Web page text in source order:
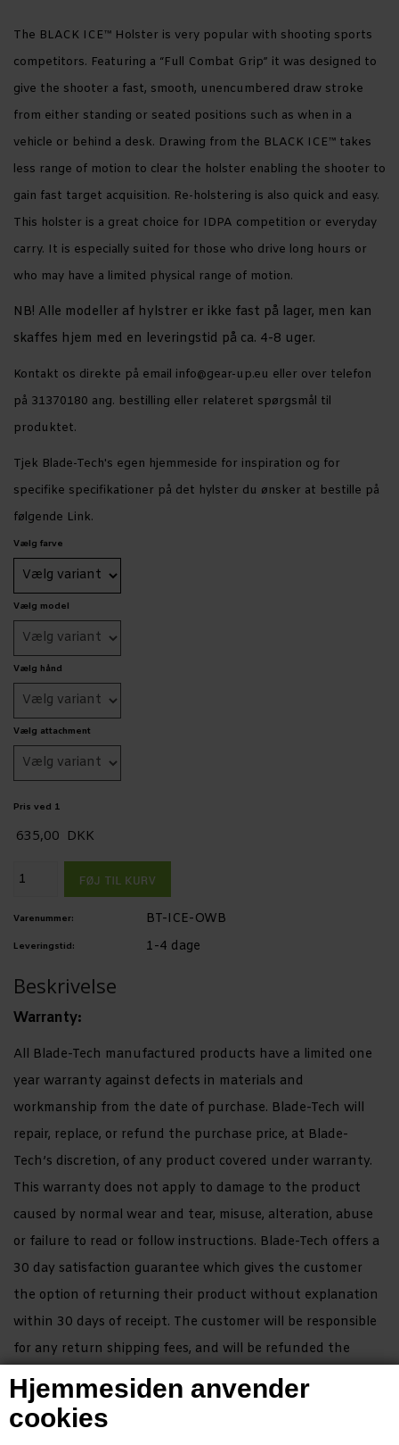
Hjemmesiden anvender
cookies
The BLACK ICE™ Holster is very popular with shooting sports
competitors. Featuring a “Full Combat Grip” it was designed to
give the shooter a fast, smooth, unencumbered draw stroke
from either standing or seated positions such as when in a
vehicle or behind a desk. Drawing from the BLACK ICE™ takes
less range of motion to clear the holster enabling the shooter to
gain fast target acquisition. Re-holstering is also quick and easy.
This holster is a great choice for IDPA competition or everyday
carry. It is especially suited for those who drive long hours or
who may have a limited physical range of motion.
NB! Alle modeller af hylstrer er ikke fast på lager, men kan
skaffes hjem med en leveringstid på ca. 4-8 uger.
Kontakt os direkte på email info@gear-up.eu eller over telefon
på 31370180 ang. bestilling eller relateret spørgsmål til
produktet.
Tjek Blade-Tech's egen hjemmeside for inspiration og for
specifike specifikationer på det hylster du ønsker at bestille på
følgende Link.
Vælg farve
Vælg model
Vælg hånd
Vælg attachment
Pris ved 1
635,00 DKK
Varenummer: BT-ICE-OWB
Leveringstid: 1-4 dage
Beskrivelse
Warranty:
All Blade-Tech manufactured products have a limited one
year warranty against defects in materials and
workmanship from the date of purchase. Blade-Tech will
repair, replace, or refund the purchase price, at Blade-
Tech’s discretion, of any product covered under warranty.
This warranty does not apply to damage to the product
caused by normal wear and tear, misuse, alteration, abuse
or failure to read or follow instructions. Blade-Tech offers a
30 day satisfaction guarantee which gives the customer
the option of returning their product without explanation
within 30 days of receipt. The customer will be responsible
for any return shipping fees, and will be refunded the
purchase price of the items, excluding shipping charges.
Blade-Tech makes no other warranties unless prohibited by
applicable state law. The warranties of merchantability and